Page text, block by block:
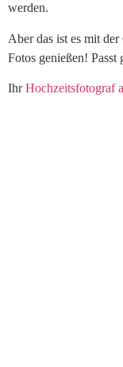
werden.
Aber das ist es mit
Fotos genießen!
IhrHochzeitsfotograf